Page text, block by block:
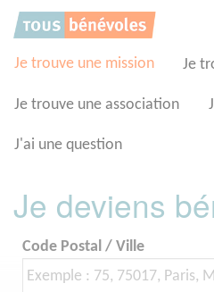
Je trouve une mission Je
Je trouve une association
J'ai une question
Je deviens
Code Postal / Ville
Panneau de gestion des cookies